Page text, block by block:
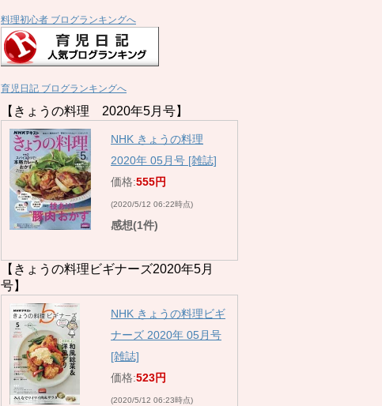
料理初心者 ブログランキングへ
育児日記 ブログランキングへ
【きょうの料理 2020年5月号】
NHK きょうの料理
2020年 05月号 [雑誌]
価格:555円
(2020/5/12 06:22時点)
感想(1件)
【きょうの料理ビギナーズ2020年5月
号】
NHK きょうの料理ビギ
ナーズ 2020年 05月号
[雑誌]
価格:523円
(2020/5/12 06:23時点)